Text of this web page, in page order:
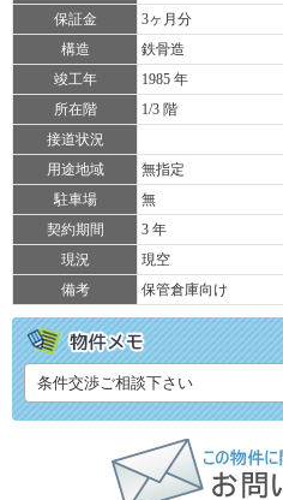
保証金
3ヶ月分
構造
鉄骨造
竣工年
1985 年
所在階
1/3 階
接道状況
用途地域
無指定
駐車場
無
契約期間
3 年
現況
現空
備考
保管倉庫向け
条件交渉ご相談下さい